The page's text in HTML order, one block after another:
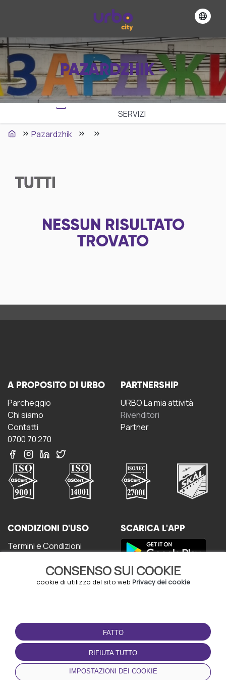
PAZARDZHIK -
SERVIZI
Pazardzhik
TUTTI
NESSUN RISULTATO
TROVATO
CONSENSO SUI COOKIE
cookie di utilizzo del sito web Privacy dei cookie
FATTO
RIFIUTA TUTTO
IMPOSTAZIONI DEI COOKIE
A PROPOSITO DI URBO
Parcheggio
Chi siamo
Contatti
0700 70 270
PARTNERSHIP
URBO La mia attività
Rivenditori
Partner
CONDIZIONI D'USO
Termini e Condizioni
Gestione dei Cookie
Accordo per gli utenti
SCARICA L'APP
© Copyright - URBO 2026